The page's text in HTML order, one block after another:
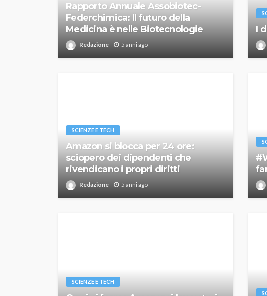
Rapporto Annuale Assobiotec-
Federchimica: Il futuro della
Medicina è nelle Biotecnologie
Redazione 5 anni ago
I
SCIENZE E TECH
Amazon si blocca per 24 ore:
sciopero dei dipendenti che
rivendicano i propri diritti
Redazione 5 anni ago
SCIENZE E TECH